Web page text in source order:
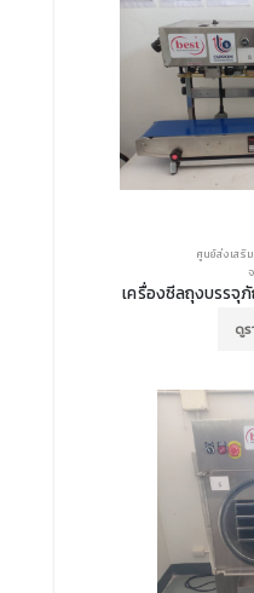
ศูนย์ส่งเสริ
เครื่องซีลถุงบรรจุ
ดูร